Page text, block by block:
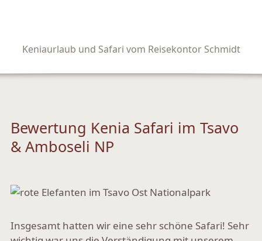
Keniaurlaub und Safari vom Reisekontor Schmidt
Bewertung Kenia Safari im Tsavo
& Amboseli NP
Insgesamt hatten wir eine sehr schöne Safari! Sehr